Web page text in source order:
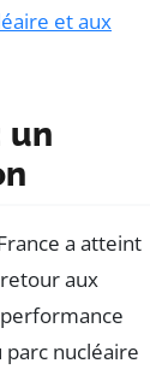
et aux
un
a atteint
aux
nucléaire